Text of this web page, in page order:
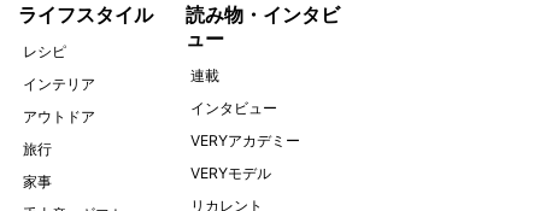
ライフスタイル
レシピ
インテリア
アウトドア
旅行
家事
読み物・インタビ
ュー
連載
インタビュー
VERYアカデミー
VERYモデル
リカレント